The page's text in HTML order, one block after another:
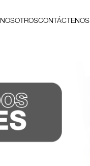
NOSOTROSCONTÁCTENOS